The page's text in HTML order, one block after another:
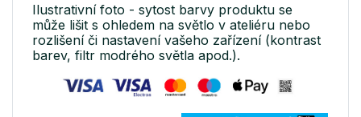
Ilustrativní foto - sytost barvy produktu se
může lišit s ohledem na světlo v ateliéru nebo
rozlišení či nastavení vašeho zařízení (kontrast
barev, filtr modrého světla apod.).